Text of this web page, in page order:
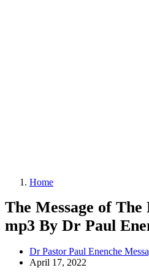
Home
The Message of
mp3 By Dr Paul
Dr Pastor Paul Enenche
April 17, 2022